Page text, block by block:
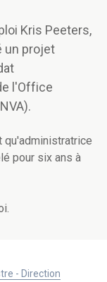
Kris Peeters,
un projet
l'Office
qu'administratrice
pour six ans à
- Direction